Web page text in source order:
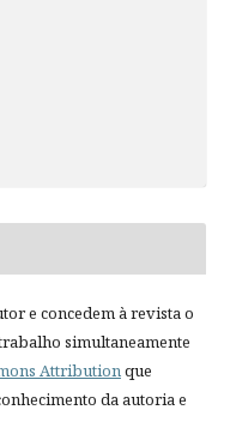
e concedem à revista o
simultaneamente
Attributionque
da autoria e